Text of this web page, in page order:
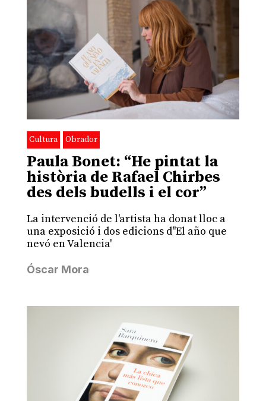
Cultura Obrador
Paula Bonet: “He pintat la
història de Rafael Chirbes
des dels budells i el cor”
La intervenció de l'artista ha donat lloc a
una exposició i dos edicions d''El año que
nevó en Valencia'
Óscar Mora